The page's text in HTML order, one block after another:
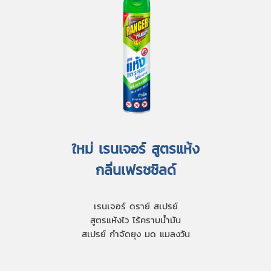
ใหม่ เรนเจอร์ สูตรแห้ง
กลิ่นเฟรชชิลด์
เรนเจอร์ ดราย์ สเปรย์
สูตรแห้งไว ไร้คราบน้ำมัน
สเปรย์ กำจัดยุง มด แมลงวัน